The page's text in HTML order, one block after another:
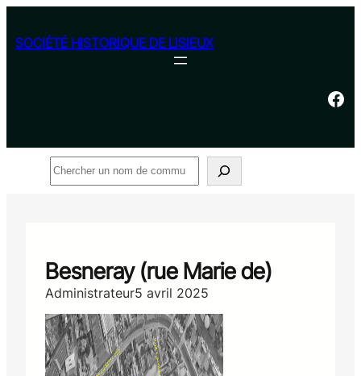
contenu
SOCIÉTÉ HISTORIQUE DE LISIEUX
Facebook
Rechercher
Besneray (rue Marie de)
Administrateur5 avril 2025